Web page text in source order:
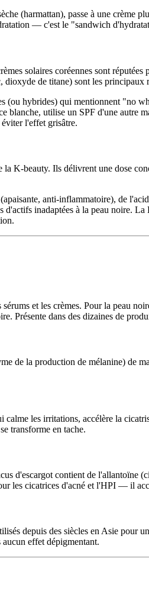
(harmattan), passe à une crème
— c'est le "sandwich
solaires coréennes sont
de titane) sont les principaux
(ou hybrides) qui mentionnent "no
blanche, utilise un SPF d'une
l'effet grisâtre.
K-beauty. Ils délivrent une dose
anti-inflammatoire), de
d'actifs inadaptées à la peau noire.
et les crèmes. Pour la peau
Présente dans des dizaines de
de la production de mélanine) de
les irritations, accélère la
transforme en tache.
d'escargot contient de
les cicatrices d'acné et l'HPI — il
depuis des siècles en Asie
effet dépigmentant.